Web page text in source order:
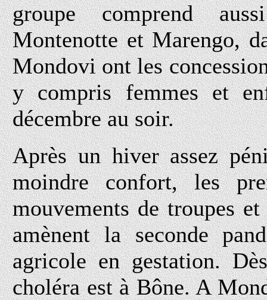
groupe comprend
Montenotte et Marengo,
Mondovi ont les
y compris femmes et
décembre au soir.
Après un hiver assez
moindre confort, les
mouvements de troupes
amènent la seconde
agricole en gestation.
choléra est à Bône. A